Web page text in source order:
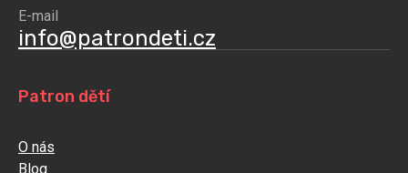
Patron dětí
O nás
Blog
E-mail
info@patrondeti.cz